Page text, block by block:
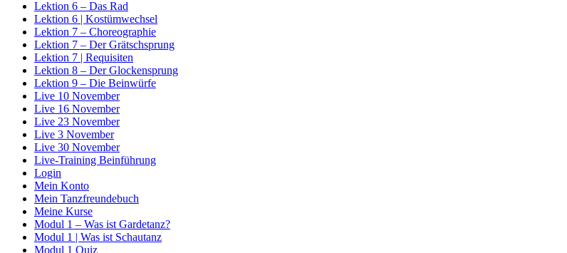
Lektion 6 – Das Rad
Lektion 6 | Kostümwechsel
Lektion 7 – Choreographie
Lektion 7 – Der Grätschsprung
Lektion 7 | Requisiten
Lektion 8 – Der Glockensprung
Lektion 9 – Die Beinwürfe
Live 10 November
Live 16 November
Live 23 November
Live 3 November
Live 30 November
Live-Training Beinführung
Login
Mein Konto
Mein Tanzfreundebuch
Meine Kurse
Modul 1 – Was ist Gardetanz?
Modul 1 | Was ist Schautanz
Modul 1 Quiz